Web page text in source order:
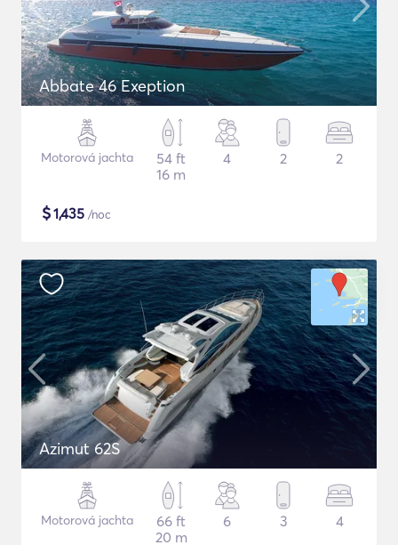
Abbate 46 Exeption
Motorová jachta
54 ft
16 m
4 2 2
$1,435 /noc
Azimut 62S
Motorová jachta
66 ft
20 m
6 3 4